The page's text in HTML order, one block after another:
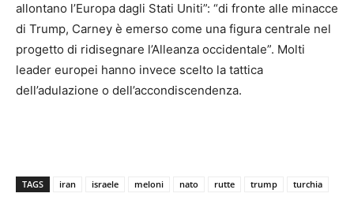
allontano l’Europa dagli Stati Uniti”: “di fronte alle minacce
di Trump, Carney è emerso come una figura centrale nel
progetto di ridisegnare l’Alleanza occidentale”. Molti
leader europei hanno invece scelto la tattica
dell’adulazione o dell’accondiscendenza.
TAGS iran israele meloni nato rutte trump turchia